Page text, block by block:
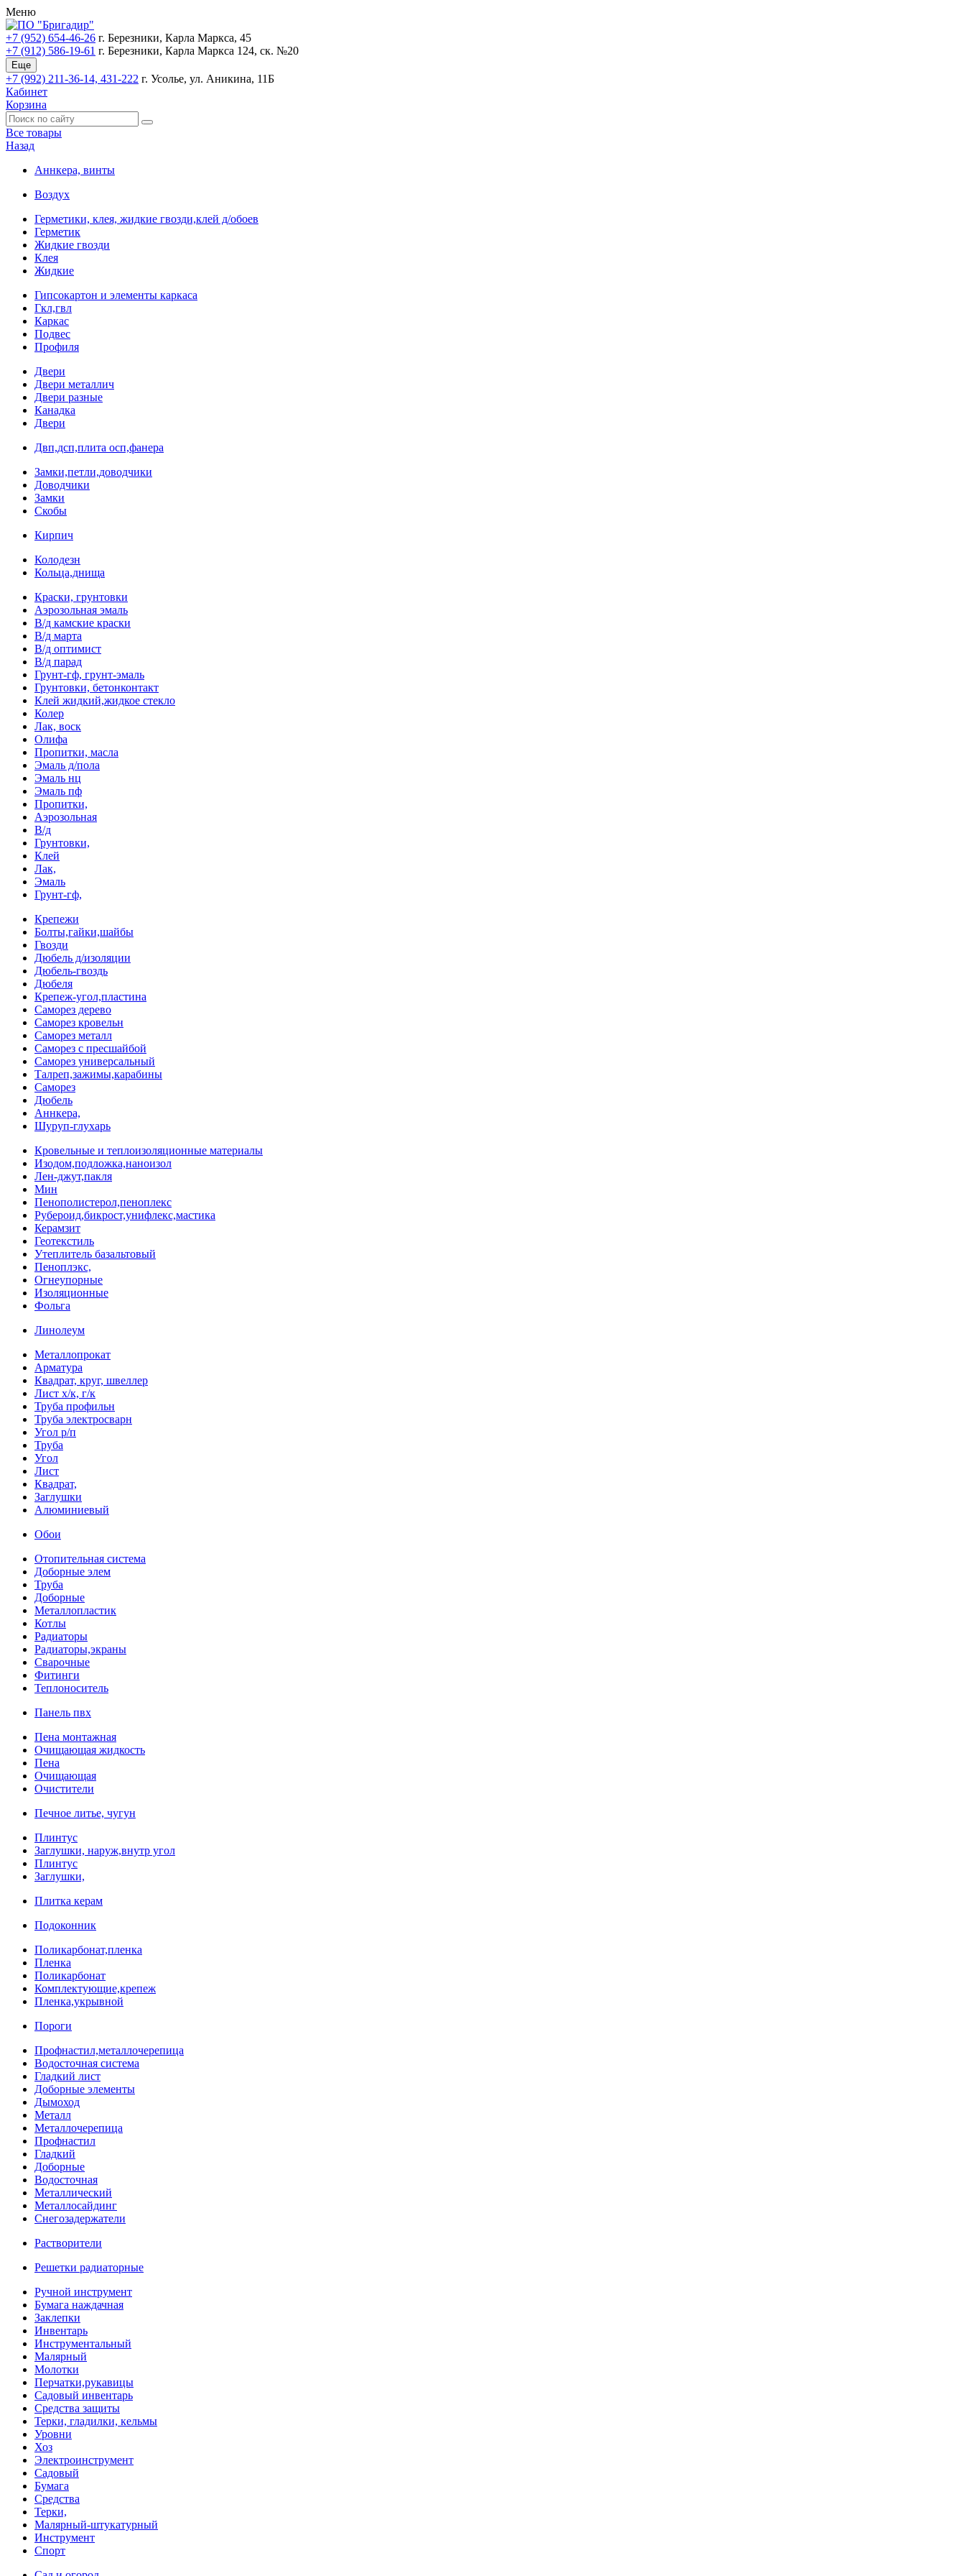
Меню
+7 (952) 654-46-26 г. Березники, Карла Маркса, 45
+7 (912) 586-19-61 г. Березники, Карла Маркса 124, ск. №20
Еще
+7 (992) 211-36-14, 431-222 г. Усолье, ул. Аникина, 11Б
Кабинет
Корзина
Все товары
Назад
Аннкера, винты
Воздух
Герметики, клея, жидкие гвозди,клей д/обоев
Герметик
Жидкие гвозди
Клея
Жидкие
Гипсокартон и элементы каркаса
Гкл,гвл
Каркас
Подвес
Профиля
Двери
Двери металлич
Двери разные
Канадка
Двери
Двп,дсп,плита осп,фанера
Замки,петли,доводчики
Доводчики
Замки
Скобы
Кирпич
Колодезн
Кольца,днища
Краски, грунтовки
Аэрозольная эмаль
В/д камские краски
В/д марта
В/д оптимист
В/д парад
Грунт-гф, грунт-эмаль
Грунтовки, бетонконтакт
Клей жидкий,жидкое стекло
Колер
Лак, воск
Олифа
Пропитки, масла
Эмаль д/пола
Эмаль нц
Эмаль пф
Пропитки,
Аэрозольная
В/д
Грунтовки,
Клей
Лак,
Эмаль
Грунт-гф,
Крепежи
Болты,гайки,шайбы
Гвозди
Дюбель д/изоляции
Дюбель-гвоздь
Дюбеля
Крепеж-угол,пластина
Саморез дерево
Саморез кровельн
Саморез металл
Саморез с пресшайбой
Саморез универсальный
Талреп,зажимы,карабины
Саморез
Дюбель
Аннкера,
Шуруп-глухарь
Кровельные и теплоизоляционные материалы
Изодом,подложка,наноизол
Лен-джут,пакля
Мин
Пенополистерол,пеноплекс
Рубероид,бикрост,унифлекс,мастика
Керамзит
Геотекстиль
Утеплитель базальтовый
Пеноплэкс,
Огнеупорные
Изоляционные
Фольга
Линолеум
Металлопрокат
Арматура
Квадрат, круг, швеллер
Лист х/к, г/к
Труба профильн
Труба электросварн
Угол р/п
Труба
Угол
Лист
Квадрат,
Заглушки
Алюминиевый
Обои
Отопительная система
Доборные элем
Труба
Доборные
Металлопластик
Котлы
Радиаторы
Радиаторы,экраны
Сварочные
Фитинги
Теплоноситель
Панель пвх
Пена монтажная
Очищающая жидкость
Пена
Очищающая
Очистители
Печное литье, чугун
Плинтус
Заглушки, наруж,внутр угол
Плинтус
Заглушки,
Плитка керам
Подоконник
Поликарбонат,пленка
Пленка
Поликарбонат
Комплектующие,крепеж
Пленка,укрывной
Пороги
Профнастил,металлочерепица
Водосточная система
Гладкий лист
Доборные элементы
Дымоход
Металл
Металлочерепица
Профнастил
Гладкий
Доборные
Водосточная
Металлический
Металлосайдинг
Снегозадержатели
Растворители
Решетки радиаторные
Ручной инструмент
Бумага наждачная
Заклепки
Инвентарь
Инструментальный
Малярный
Молотки
Перчатки,рукавицы
Садовый инвентарь
Средства защиты
Терки, гладилки, кельмы
Уровни
Хоз
Электроинструмент
Садовый
Бумага
Средства
Терки,
Малярный-штукатурный
Инструмент
Спорт